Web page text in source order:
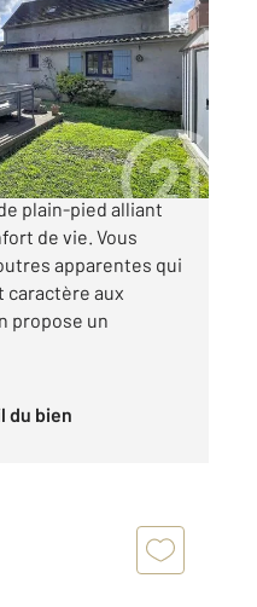
découvrez cette
plain-pied alliant
de vie. Vous
apparentes qui
aux
propose un
du bien